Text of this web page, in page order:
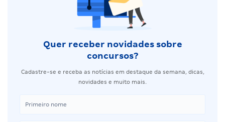
Quer receber novidades sobre
concursos?
Cadastre-se e receba as notícias em destaque da semana, dicas,
novidades e muito mais.